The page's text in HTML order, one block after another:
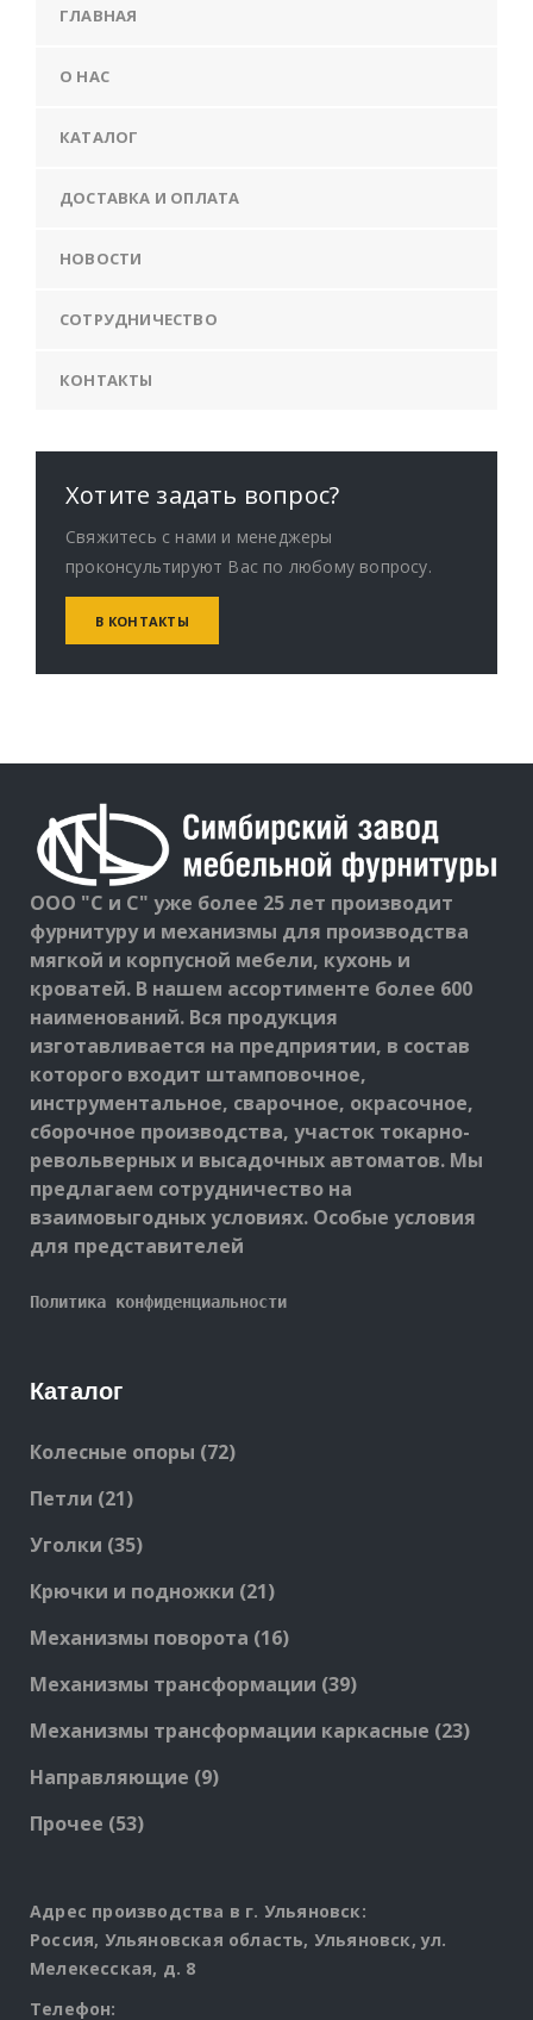
ГЛАВНАЯ
О НАС
КАТАЛОГ
ДОСТАВКА И ОПЛАТА
НОВОСТИ
СОТРУДНИЧЕСТВО
КОНТАКТЫ
Хотите задать вопрос?
Свяжитесь с нами и менеджеры
проконсультируют Вас по любому вопросу.
В КОНТАКТЫ
ООО "С и С" уже более 25 лет производит
фурнитуру и механизмы для производства
мягкой и корпусной мебели, кухонь и
кроватей. В нашем ассортименте более 600
наименований. Вся продукция
изготавливается на предприятии, в состав
которого входит штамповочное,
инструментальное, сварочное, окрасочное,
сборочное производства, участок токарно-
револьверных и высадочных автоматов. Мы
предлагаем сотрудничество на
взаимовыгодных условиях. Особые условия
для представителей
Политика конфиденциальности
Каталог
Колесные опоры 7272
Петли 2121
Уголки 3535
Крючки и подножки 2121
Механизмы поворота 1616
Механизмы трансформации 3939
Механизмы трансформации каркасные 2323
Направляющие 99
Прочее 5353
Адрес производства в г. Ульяновск:
Россия, Ульяновская область, Ульяновск, ул.
Мелекесская, д. 8
Телефон: